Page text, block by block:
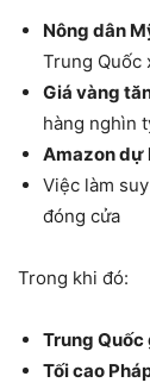
Nông dân
Trung Quốc
Giá vàng
hàng nghìn
Amazon dự
Việc làm
đóng cửa
Trong khi đó:
Trung
Tối cao